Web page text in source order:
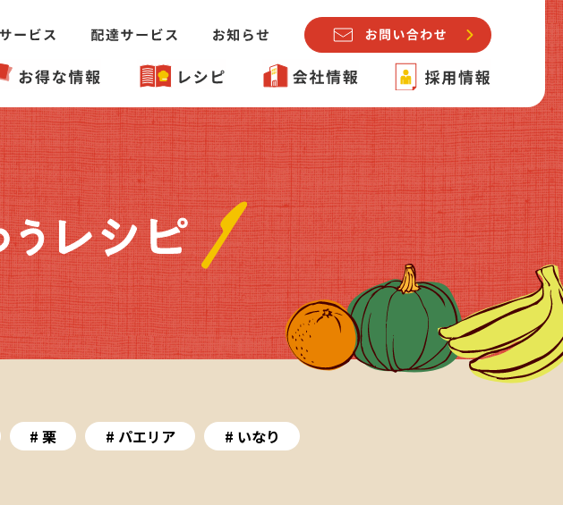
栗 パエリア いなり